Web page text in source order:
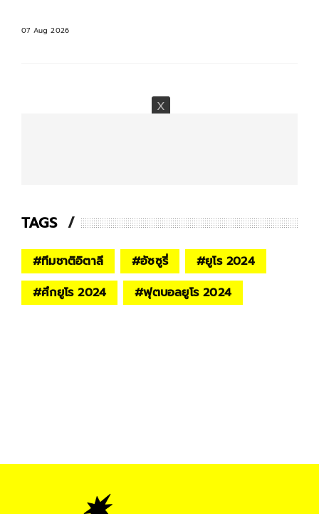
07 Aug 2026
TAGS
#ทีมชาติอิตาลี #อัซซูรี่ #ยูโร 2024
#ศึกยูโร 2024 #ฟุตบอลยูโร 2024